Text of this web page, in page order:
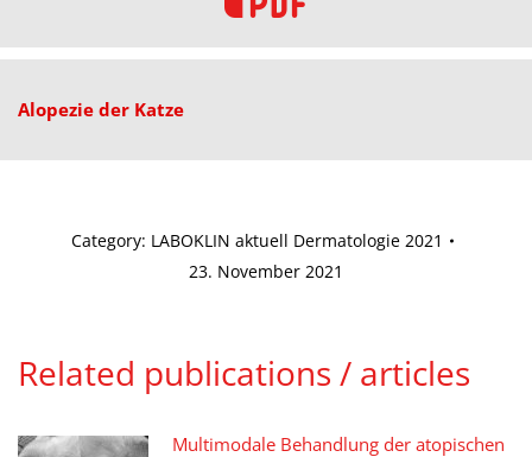
Alopezie der Katze
Category: LABOKLIN aktuell Dermatologie 2021
23. November 2021
Related publications / articles
Multimodale Behandlung der atopischen